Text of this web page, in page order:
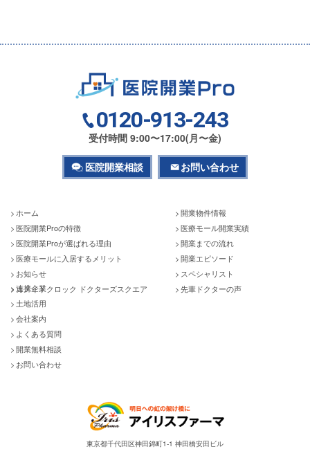
0120-913-243
受付時間 9:00〜17:00(月〜金)
医院開業相談 お問い合わせ
ホーム
医院開業Proの特徴
医院開業Proが選ばれる理由
医療モールに入居するメリット
お知らせ
カメイドクロック ドクターズスクエア
開業物件情報
医療モール開業実績
開業までの流れ
開業エピソード
スペシャリスト
先輩ドクターの声
連携企業
土地活用
会社案内
よくある質問
開業無料相談
お問い合わせ
東京都千代田区神田錦町1-1 神田橋安田ビル